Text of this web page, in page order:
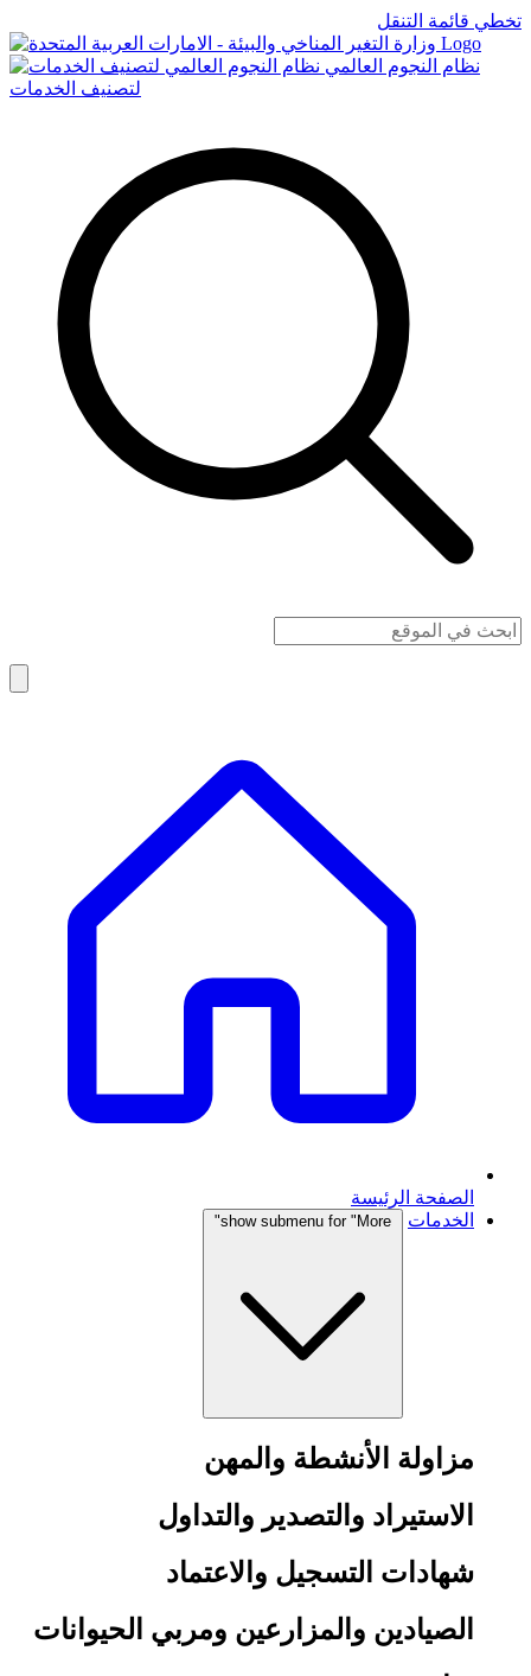
تخطي قائمة التنقل
Logo
نظام النجوم العالمي
لتصنيف الخدمات
الصفحة الرئيسة
الخدمات
show submenu for "More"
مزاولة الأنشطة والمهن
الاستيراد والتصدير والتداول
شهادات التسجيل والاعتماد
الصيادين والمزارعين ومربي الحيوانات